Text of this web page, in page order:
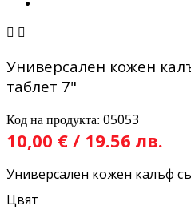
 
Универсален кожен
таблет 7"
Код на продукта: 05053
10,00 € / 19.56 лв.
Универсален кожен калъф
Цвят